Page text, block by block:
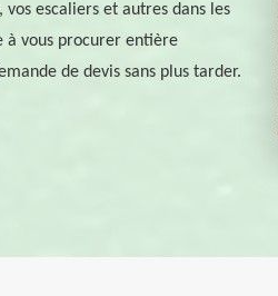
escaliers et autres dans les
à vous procurer entière
de devis sans plus tarder.